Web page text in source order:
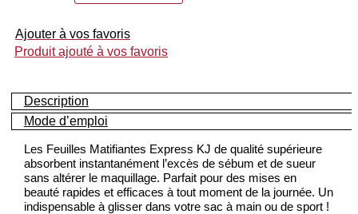
Matifiantes
Express
KJ
Ajouter à vos favoris
Produit ajouté à vos favoris
Description
Mode d’emploi
Les Feuilles Matifiantes Express KJ de qualité supérieure
absorbent instantanément l’excès de sébum et de sueur
sans altérer le maquillage. Parfait pour des mises en
beauté rapides et efficaces à tout moment de la journée. Un
indispensable à glisser dans votre sac à main ou de sport !